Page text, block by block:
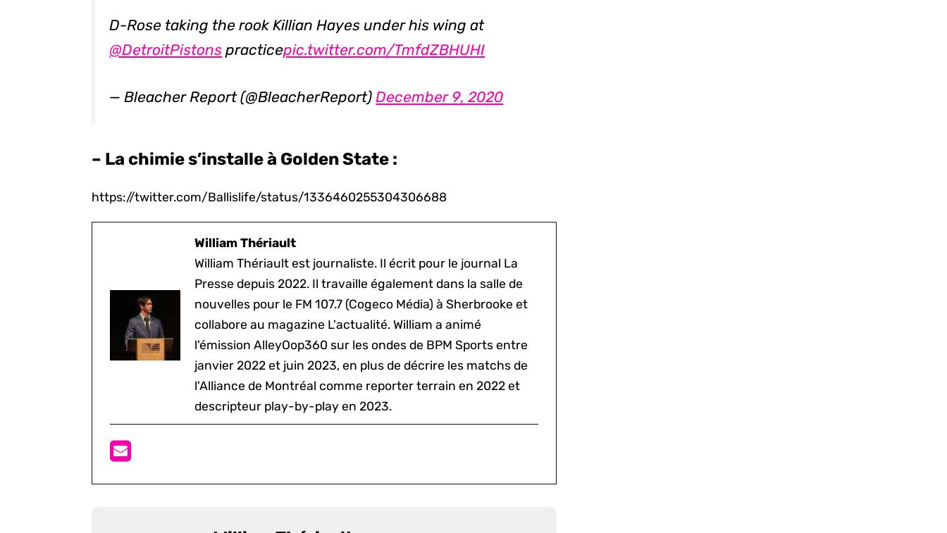
D-Rose taking the rook Killian Hayes under his wing at
@DetroitPistons practicepic.twitter.com/TmfdZBHUHI
— Bleacher Report (@BleacherReport)December 9, 2020
– La chimie s’installe à Golden State :
https://twitter.com/Ballislife/status/1336460255304306688
William Thériault
William Thériault est journaliste. Il écrit pour le journal La
Presse depuis 2022. Il travaille également dans la salle de
nouvelles pour le FM 107.7 (Cogeco Média) à Sherbrooke et
collabore au magazine L'actualité. William a animé
l'émission AlleyOop360 sur les ondes de BPM Sports entre
janvier 2022 et juin 2023, en plus de décrire les matchs de
l'Alliance de Montréal comme reporter terrain en 2022 et
descripteur play-by-play en 2023.